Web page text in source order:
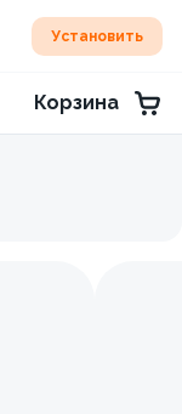
Установить
Корзина